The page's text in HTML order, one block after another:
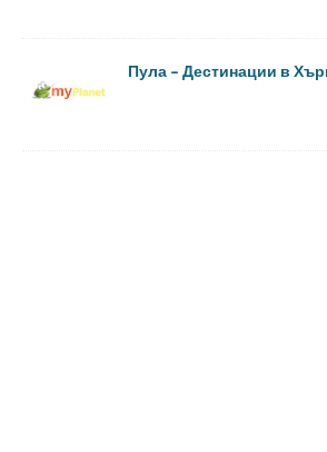
Пула – Дестинации в